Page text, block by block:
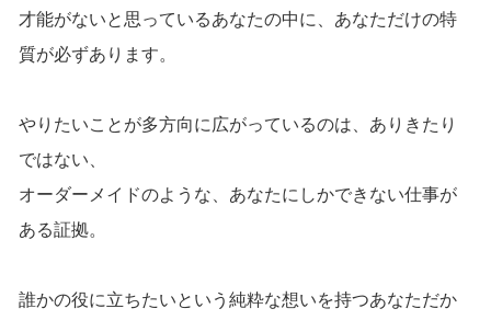
才能がないと思っているあなたの中に、あなただけの特
質が必ずあります。
やりたいことが多方向に広がっているのは、ありきたり
ではない、
オーダーメイドのような、あなたにしかできない仕事が
ある証拠。
誰かの役に立ちたいという純粋な想いを持つあなただか